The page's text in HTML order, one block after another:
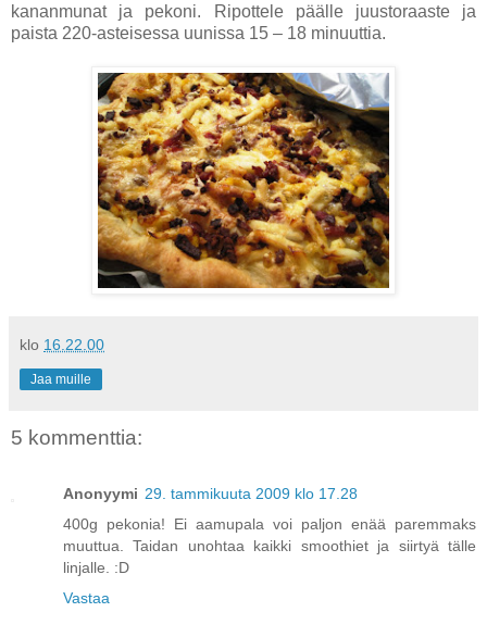
kananmunat ja pekoni. Ripottele päälle juustoraaste ja
paista 220-asteisessa uunissa 15 – 18 minuuttia.
klo 16.22.00
Jaa muille
5 kommenttia:
Anonyymi 29. tammikuuta 2009 klo 17.28
400g pekonia! Ei aamupala voi paljon enää paremmaks
muuttua. Taidan unohtaa kaikki smoothiet ja siirtyä tälle
linjalle. :D
Vastaa